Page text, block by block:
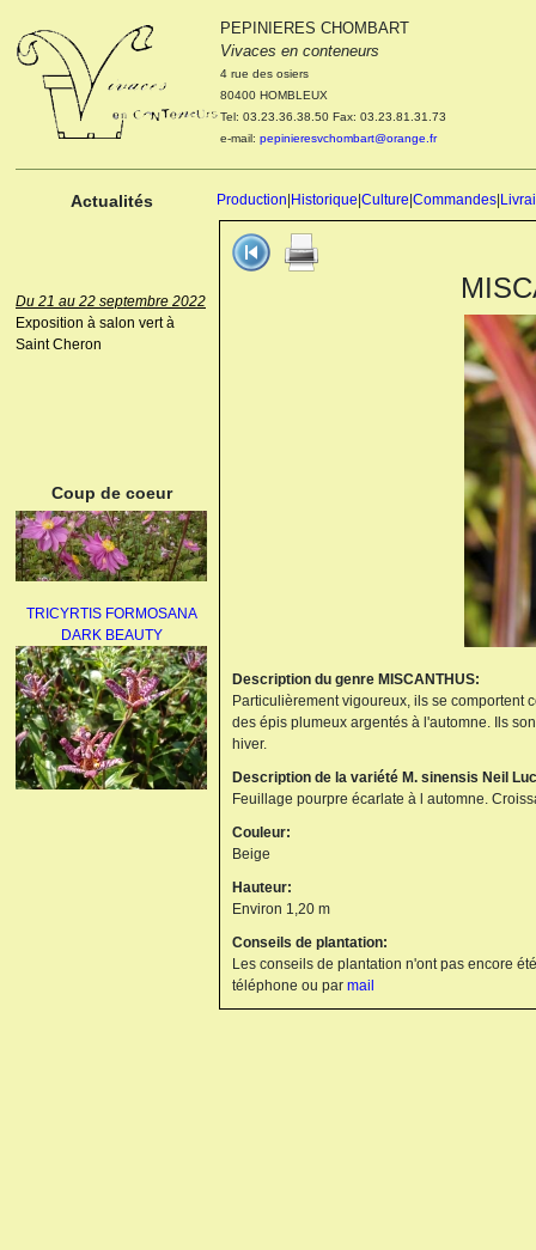
PEPINIERES CHOMBART
Vivaces en conteneurs
4 rue des osiers
80400 HOMBLEUX
Tel: 03.23.36.38.50 Fax: 03.23.81.31.73
e-mail: pepinieresvchombart@orange.fr
Actualités Production Historique Culture Commandes
Le 04 et 05 octobre 2022
Portes ouvertes de la
pépinière : Visite des
cultures, découverte des
nouveautés. Le rendez-vous
des passionnés Le mardi 04
Du 21 au 22 septembre 2022
Exposition à salon vert à
Saint Cheron
Coup de coeur
TRICYRTIS FORMOSANA
DARK BEAUTY
Description du genre MISCANTHUS:
Particulièrement vigoureux, ils se comportent
des épis plumeux argentés à l'automne. Ils
hiver.
Description de la variété M. sinensis Neil
Feuillage pourpre écarlate à l automne.
Couleur:
Beige
Hauteur:
Environ 1,20 m
Conseils de plantation:
Les conseils de plantation n'ont pas encore
téléphone ou par mail